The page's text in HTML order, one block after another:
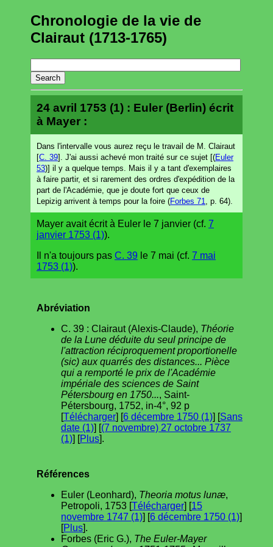
Chronologie de la vie de
Clairaut (1713-1765)
24 avril 1753 (1) : Euler (Berlin) écrit
à Mayer :
Dans l'intervalle vous aurez reçu le travail de M. Clairaut
[C. 39]. J'ai aussi achevé mon traité sur ce sujet [(Euler
53)] il y a quelque temps. Mais il y a tant d'exemplaires
à faire partir, et si rarement des ordres d'expédition de la
part de l'Académie, que je doute fort que ceux de
Lepizig arrivent à temps pour la foire (Forbes 71 , p. 64).
Mayer avait écrit à Euler le 7 janvier (cf. 7
janvier 1753 (1)).
Il n'a toujours pas C. 39 le 7 mai (cf. 7 mai
1753 (1)).
Abréviation
C. 39 : Clairaut (Alexis-Claude), Théorie
de la Lune déduite du seul principe de
l'attraction réciproquement proportionelle
(sic) aux quarrés des distances... Pièce
qui a remporté le prix de l'Académie
impériale des sciences de Saint
Pétersbourg en 1750..., Saint-
Pétersbourg, 1752, in-4°, 92 p
[Télécharger] [6 décembre 1750 (1)] [Sans
date (1)] [(7 novembre) 27 octobre 1737
(1)] [Plus].
Références
Euler (Leonhard), Theoria motus lunæ,
Petropoli, 1753 [Télécharger] [15
novembre 1747 (1)] [6 décembre 1750 (1)]
[Plus].
Forbes (Eric G.), The Euler-Mayer